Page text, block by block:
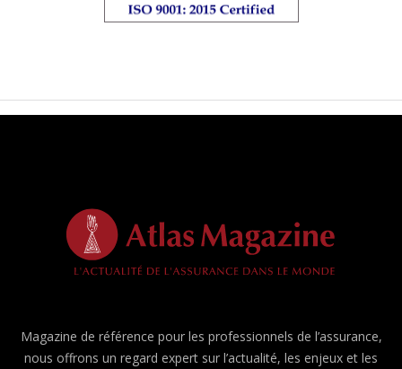
Magazine de référence pour les professionnels de l’assurance,
nous offrons un regard expert sur l’actualité, les enjeux et les